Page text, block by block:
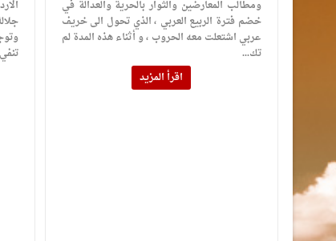
ومطالب المعارضين والثوار بالحرية والعدالة في
خضم فترة الربيع العربي ، الذي تحول الى خريف
عربي اشتعلت معه الحروب ، و أثناء هذه المدة لم
تك...
اقرأ المزيد